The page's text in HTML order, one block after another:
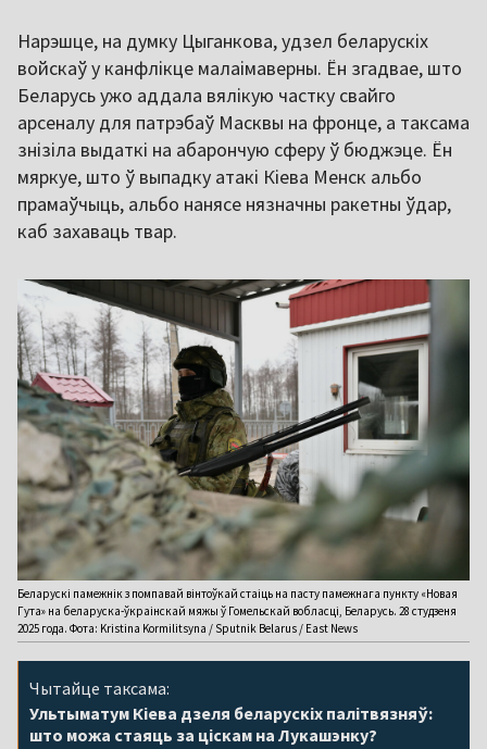
Нарэшце, на думку Цыганкова, удзел беларускіх
войскаў у канфлікце малаімаверны. Ён згадвае, што
Беларусь ужо аддала вялікую частку свайго
арсеналу для патрэбаў Масквы на фронце, а таксама
знізіла выдаткі на абарончую сферу ў бюджэце. Ён
мяркуе, што ў выпадку атакі Кіева Менск альбо
прамаўчыць, альбо нанясе нязначны ракетны ўдар,
каб захаваць твар.
Беларускі памежнік з помпавай вінтоўкай стаіць на пасту памежнага пункту «Новая
Гута» на беларуска-ўкраінскай мяжы ў Гомельскай вобласці, Беларусь. 28 студзеня
2025 года. Фота: Kristina Kormilitsyna / Sputnik Belarus / East News
Чытайце таксама:
Ультыматум Кіева дзеля беларускіх палітвязняў:
што можа стаяць за ціскам на Лукашэнку?